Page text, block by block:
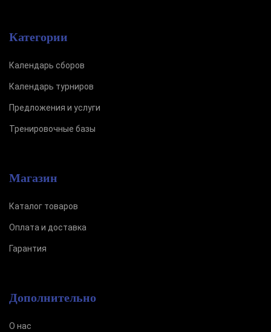
Категории
Календарь сборов
Календарь турниров
Предложения и услуги
Тренировочные базы
Магазин
Каталог товаров
Оплата и доставка
Гарантия
Дополнительно
О нас